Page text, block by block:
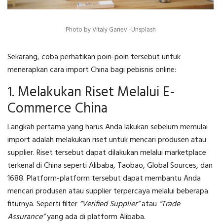
Photo by Vitaly Gariev -Unsplash
Sekarang, coba perhatikan poin-poin tersebut untuk
menerapkancara import Chinabagi pebisnis online:
1. Melakukan Riset Melalui E-
Commerce China
Langkah pertama yang harus Anda lakukan sebelum memulai
import adalah melakukan riset untuk mencari produsen atau
supplier. Riset tersebut dapat dilakukan melalui marketplace
terkenal di China seperti Alibaba, Taobao, Global Sources, dan
1688. Platform-platform tersebut dapat membantu Anda
mencari produsen atau supplier terpercaya melalui beberapa
fiturnya. Seperti filter “Verified Supplier”atau “Trade
Assurance”yang ada di platform Alibaba.